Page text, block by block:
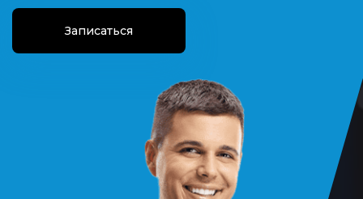
Записаться